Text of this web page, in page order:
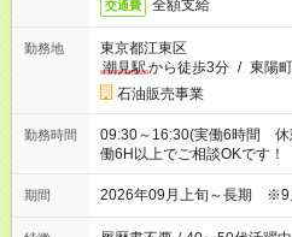
交通費 全額支給
勤務地
東京都江東区
潮見駅から徒歩3分 / 東陽
石油販売事業
勤務時間
09:30～16:30(実働6時間 休
働6H以上でご相談OKです！
期間 2026年09月上旬～長期 ※9